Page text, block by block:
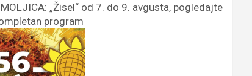
„Žisel“ od 7. do 9. avgusta, pogledajte
program